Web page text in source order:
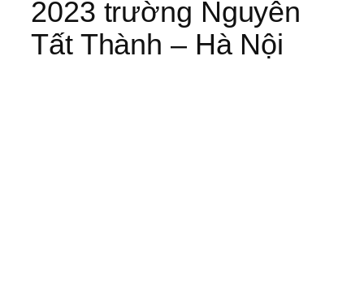
2023 trường Nguyễn
Tất Thành – Hà Nội